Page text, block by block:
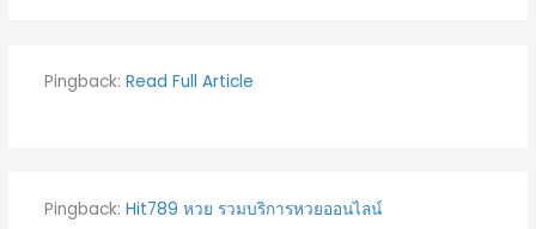
Pingback: Read Full Article
Pingback: Hit789 หวย รวมบริการหวยออนไลน์